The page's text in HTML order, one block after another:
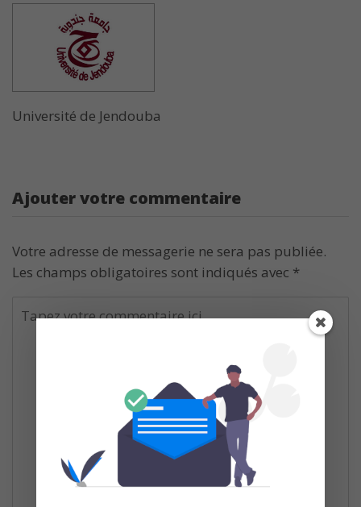
Université de Jendouba
Ajouter votre commentaire
Votre adresse de messagerie ne sera pas publiée.
Les champs obligatoires sont indiqués avec *